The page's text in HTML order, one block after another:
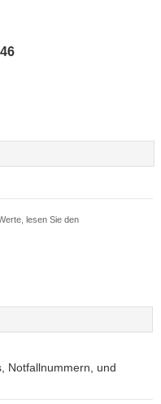
lesen Sie den
Notfallnummern, und